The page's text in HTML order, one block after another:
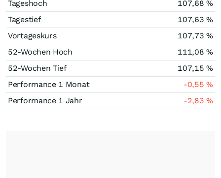
Tageshoch
107,68 %
Tagestief
107,63 %
Vortageskurs
107,73%
52-Wochen Hoch
111,08%
52-Wochen Tief
107,15%
Performance 1 Monat
-0,55%
Performance 1 Jahr
-2,83%